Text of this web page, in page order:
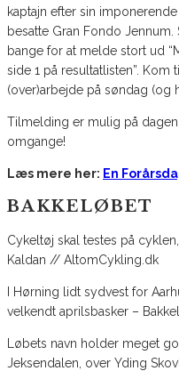
kaptajn efter sin
besatte Gran Fondo
bange for at melde stort ud
side 1 på resultatlisten”.
(over)arbejde på søndag (og
Tilmelding er mulig på
omgange!
Læs mere her: En
BAKKELØBET
Cykeltøj skal testes på
Kaldan // AltomCykling.dk
I Hørning lidt sydvest for
velkendt aprilsbasker –
Løbets navn holder meget
Jeksendalen, over Yding